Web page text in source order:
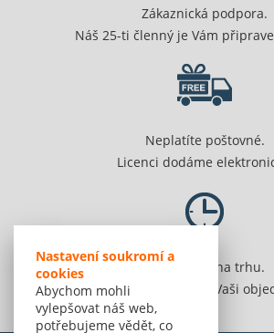
Nastavení soukromí a
cookies
Abychom mohli
vylepšovat náš web,
potřebujeme vědět, co
Zákaznická podpora.
Náš 25-ti členný je Vám
Neplatíte poštovné.
Licenci dodáme
Jsme 20 let na trhu.
Spolehlivě vyřídíme Vaši